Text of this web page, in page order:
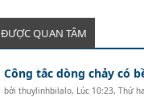
ĐƯỢC QUAN TÂM
Công tắc dòng chảy có
bởi thuylinhbilalo, Lúc 10:23, Thứ